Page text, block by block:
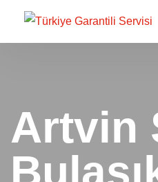
Artvin